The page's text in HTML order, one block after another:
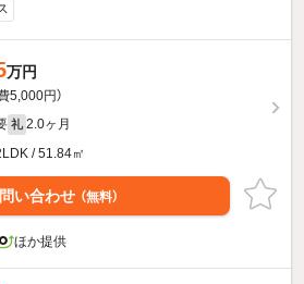
万円
5,000円）
礼 2.0ヶ月
/ 51.84㎡
い合わせ （無料）
ほか提供